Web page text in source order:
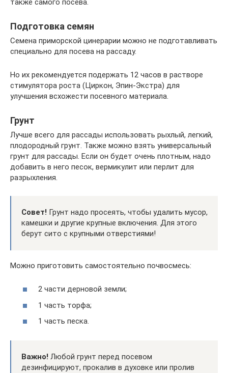
Подготовка семян
Семена приморской цинерарии можно не подготавливать
специально для посева на рассаду.
Но их рекомендуется подержать 12 часов в растворе
стимулятора роста (Циркон, Эпин-Экстра) для
улучшения всхожести посевного материала.
Грунт
Лучше всего для рассады использовать рыхлый, легкий,
плодородный грунт. Также можно взять универсальный
грунт для рассады. Если он будет очень плотным, надо
добавить в него песок, вермикулит или перлит для
разрыхления.
Совет! Грунт надо просеять, чтобы удалить мусор,
камешки и другие крупные включения. Для этого
берут сито с крупными отверстиями!
Можно приготовить самостоятельно почвосмесь:
2 части дерновой земли;
1 часть торфа;
1 часть песка.
Важно! Любой грунт перед посевом
дезинфицируют, прокалив в духовке или пролив